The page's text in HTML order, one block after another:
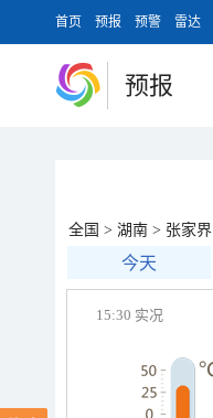
首页 预报 预警 雷达
预报
全国 > 湖南 > 张家界
今天
15:30 实况